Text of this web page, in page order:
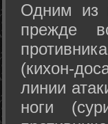
Одним из
прежде
(кихон-
линии
ноги